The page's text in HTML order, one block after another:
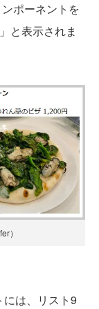
ポーネントを
と表示されま
）
には、リスト9